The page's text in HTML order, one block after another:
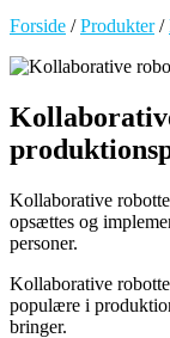
Forside /Produkter/
Kollaborative
opsættes og
personer.
Kollaborative
populære i
bringer.